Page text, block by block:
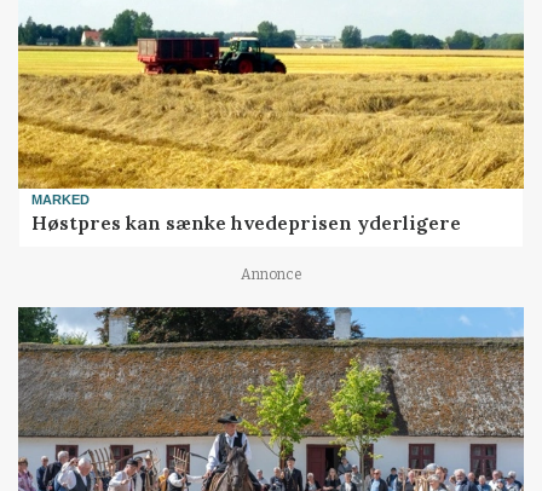
MARKED
Høstpres kan sænke hvedeprisen yderligere
Annonce